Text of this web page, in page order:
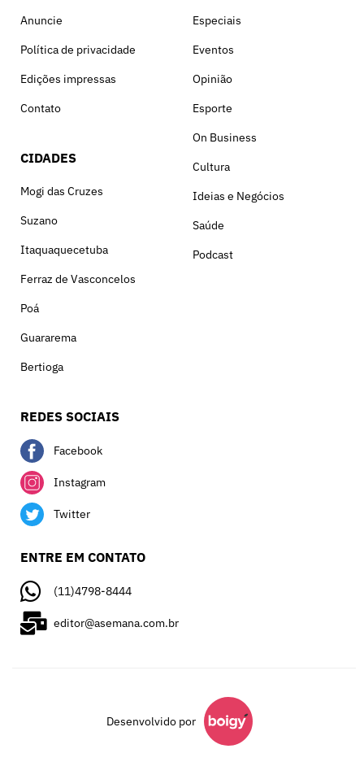
Anuncie
Política de privacidade
Edições impressas
Contato
CIDADES
Mogi das Cruzes
Suzano
Itaquaquecetuba
Ferraz de Vasconcelos
Poá
Guararema
Bertioga
Especiais
Eventos
Opinião
Esporte
On Business
Cultura
Ideias e Negócios
Saúde
Podcast
REDES SOCIAIS
Facebook
Instagram
Twitter
ENTRE EM CONTATO
(11)4798-8444
editor@asemana.com.br
Desenvolvido por